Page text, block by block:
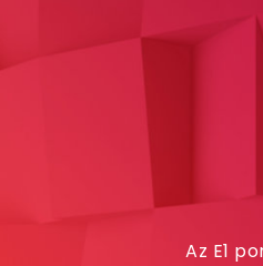
Az E1